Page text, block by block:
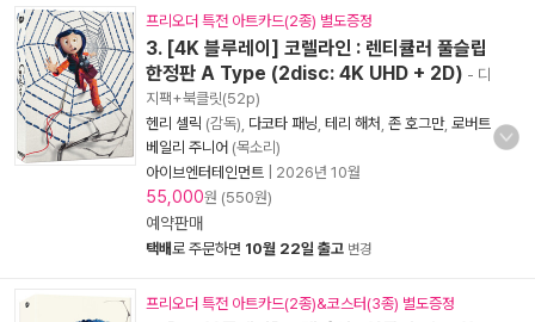
프리오더 특전 아트카드(2종) 별도증정
3. [4K 블루레이] 코렐라인 : 렌티큘러 풀슬립
한정판 A Type (2disc: 4K UHD + 2D) - 디
지팩+북클릿(52p)
헨리 셀릭 (감독), 다코타 패닝 테리 해처 존 호그만, 로버트
베일리 주니어 (목소리)
아이브엔터테인먼트
2026년 10월
55,000원 (550원)
예약판매
택배로 주문하면 10월 22일 출고 변경
프리오더 특전 아트카드(2종)&코스터(3종) 별도증정